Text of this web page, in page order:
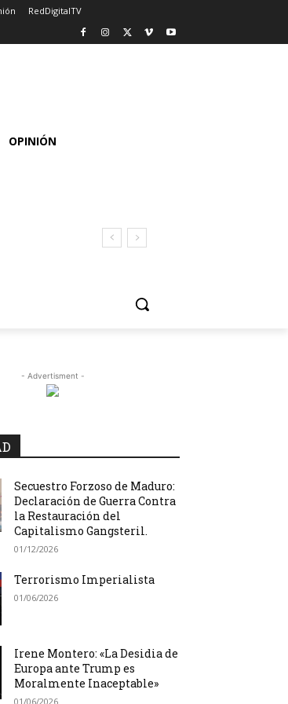
RedDigitalTV
OPINIÓN
- Advertisment -
Secuestro Forzoso de Maduro:
Declaración de Guerra Contra
la Restauración del
Capitalismo Gangsteril.
01/12/2026
Terrorismo Imperialista
01/06/2026
Irene Montero: «La Desidia de
Europa ante Trump es
Moralmente Inaceptable»
01/06/2026